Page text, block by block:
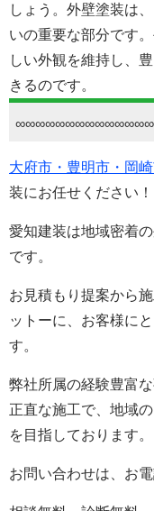
しょう。外壁塗装は
いの重要な部分です
しい外観を維持し、
きるのです。
大府市・豊明市・岡
装にお任せください！
愛知建装は地域密着
です。
お見積もり提案から
ットーに、お客様に
す。
弊社所属の経験豊富
正直な施工で、地域
を目指しております。
お問い合わせは、お